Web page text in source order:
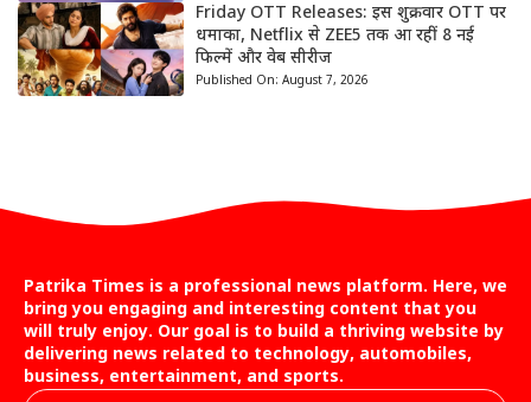
Friday OTT Releases: इस शुक्रवार OTT पर
धमाका, Netflix से ZEE5 तक आ रहीं 8 नई
फिल्में और वेब सीरीज
Published On: August 7, 2026
Patrika Times is a professional news platform. Here, we
bring you engaging and interesting content that you
will truly enjoy. Our goal is to build a thriving website by
delivering news related to technology, automobiles,
business, entertainment, and sports.